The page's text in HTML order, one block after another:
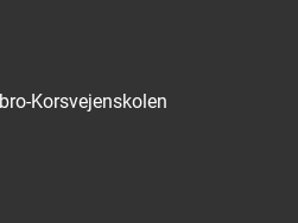
Korsvejenskolen